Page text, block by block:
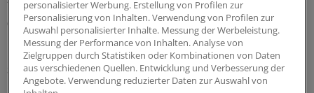
07.08.2026
Sparpaket sorgt für Unsicherheit
Praxisbesonderheiten in Zeiten des GKV-
personalisierter Werbung. Erstellung von Profilen zur
Personalisierung von Inhalten. Verwendung von Profilen zur
Auswahl personalisierter Inhalte. Messung der Werbeleistung.
Messung der Performance von Inhalten. Analyse von
Zielgruppen durch Statistiken oder Kombinationen von Daten
aus verschiedenen Quellen. Entwicklung und Verbesserung der
Angebote. Verwendung reduzierter Daten zur Auswahl von